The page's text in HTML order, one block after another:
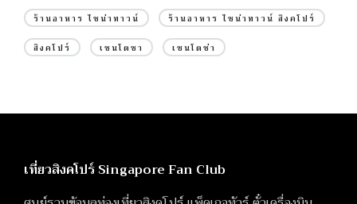
ร้านอาหาร ไชน่าทาวน์ ร้านอาหาร ไชน่าทาวน์ สิงคโปร์
สิงคโปร์ เซนโตซา เซนโตซ่า
เที่ยวสิงคโปร์ Singapore Fan Club